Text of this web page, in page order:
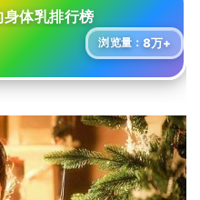
身体乳排行榜
浏览量： 8万+